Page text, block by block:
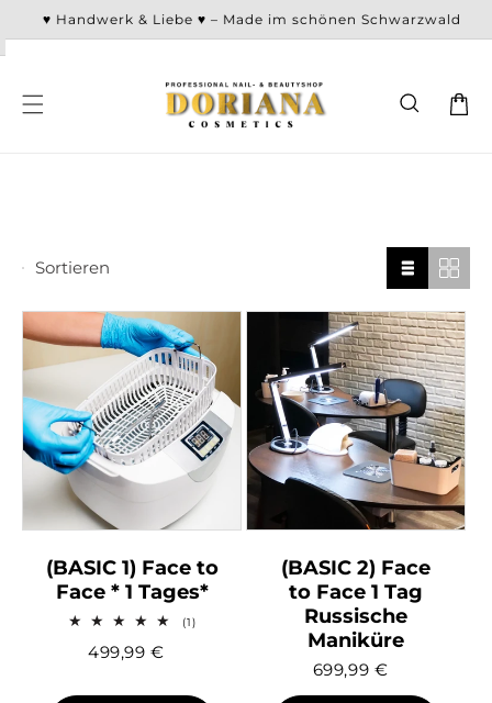
zum
Inhalt
♥ Handwerk & Liebe ♥ – Made im schönen Schwarzwald
Sortieren
(BASIC 1) Face to
Face * 1 Tages*
(1)1
499,99 €
(BASIC 2) Face
to Face 1 Tag
Russische
Maniküre
699,99 €